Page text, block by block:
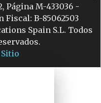
Página M-433036 -
B-85062503
Spain S.L. Todos